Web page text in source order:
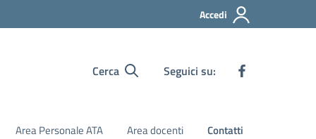
Accedi
Cerca Seguici su:
Area Personale ATA Area docenti Contatti